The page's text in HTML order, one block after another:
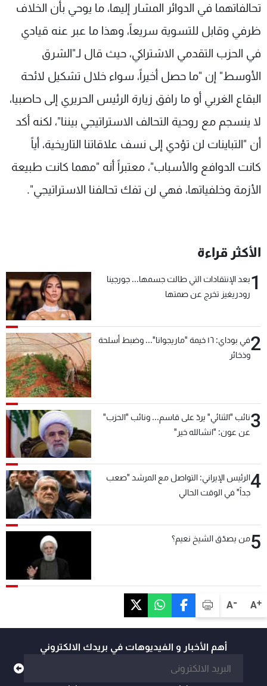
A+
A-
تحالفاتهما في الدوائر المشار إليها، ما يوحي بأن الخلاف
ظرفي وقابل للتسوية سريعاً، وهذا ما عبر عنه قيادي
في الحزب التقدمي الاشتراكي، حيث قال لـ"الشرق
الأوسط" إن "ما حصل أخيراً، سواء خلال تشكيل لائحة
البقاع الغربي أو ما رافق زيارة الرئيس الحريري إلى حاصبيا،
لا ينسجم مع روحية التحالف الاستراتيجي بيننا"، لكنه أكد
أن "التباينات لن تؤدي إلى نسف علاقاتنا التاريخية، أياً
كانت الدوافع والأسباب"، معتبراً أنه "مهما كانت طبيعة
الأزمة وخلفياتها، فهي لن تفك تحالفنا الاستراتيجي".
الأكثر قراءة
1بعد الإنتقادات التي طالت جسمها... جورجينا
رودريغيز تخرج عن صمتها
2
في بوداي: ١٦ خيمة "ماريجوانا"... وضبط أسلحة
وذخائر
3نائب "الثنائي" يردّ على قاسم... ونائب "الحزب"
عن عون: "انشالله خير"
4الرئيس الإيراني: التواصل مع المرشد "صعب
جداً" في الوقت الحالي
5من يصدّق الشيخ نعيم؟
أهم الأخبار و الفيديوهات في بريدك الالكتروني